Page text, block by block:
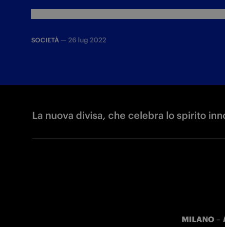
SOCIETÀ — 26 lug 2022
La nuova divisa, che celebra lo spirito
MILANO –